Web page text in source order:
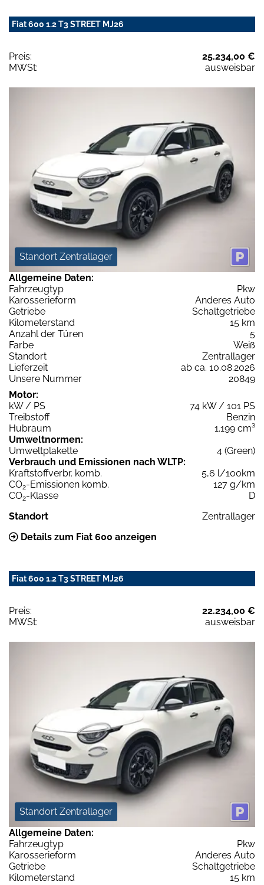
Fiat 600 1.2 T3 STREET MJ26
Preis:
25.234,00 €
MWSt:
ausweisbar
Standort Zentrallager
Allgemeine Daten:
Fahrzeugtyp
Pkw
Karosserieform
Anderes Auto
Getriebe
Schaltgetriebe
Kilometerstand
15 km
Anzahl der Türen
5
Farbe
Weiß
Standort
Zentrallager
Lieferzeit
ab ca. 10.08.2026
Unsere Nummer
20849
Motor:
kW / PS
74 kW / 101 PS
Treibstoff
Benzin
Hubraum
1.199 cm³
Umweltnormen:
Umweltplakette
4 (Green)
Verbrauch und Emissionen nach WLTP:
Kraftstoffverbr. komb.
5,6 l/100km
CO2-Emissionen komb.
127 g/km
CO2-Klasse
D
Standort
Zentrallager
Details zum Fiat 600 anzeigen
Fiat 600 1.2 T3 STREET MJ26
Preis:
22.234,00 €
MWSt:
ausweisbar
Standort Zentrallager
Allgemeine Daten:
Fahrzeugtyp
Pkw
Karosserieform
Anderes Auto
Getriebe
Schaltgetriebe
Kilometerstand
15 km